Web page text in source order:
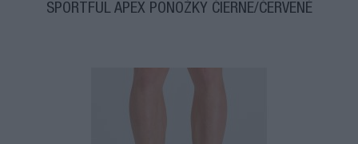
SPORTFUL APEX PONOŽKY ČIERNE/ČERVENÉ